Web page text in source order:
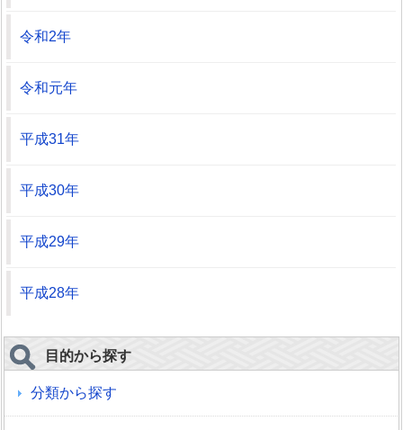
令和2年
令和元年
平成31年
平成30年
平成29年
平成28年
目的から探す
分類から探す